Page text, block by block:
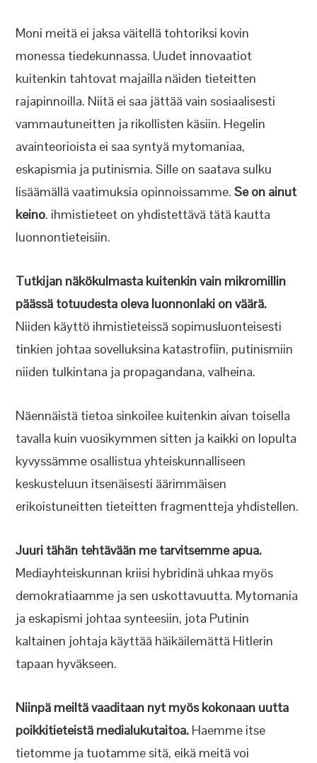
Moni meitä ei jaksa väitellä tohtoriksi kovin
monessa tiedekunnassa. Uudet innovaatiot
kuitenkin tahtovat majailla näiden tieteitten
rajapinnoilla. Niitä ei saa jättää vain sosiaalisesti
vammautuneitten ja rikollisten käsiin. Hegelin
avainteorioista ei saa syntyä mytomaniaa,
eskapismia ja putinismia. Sille on saatava sulku
lisäämällä vaatimuksia opinnoissamme.Se on ainut
keino. ihmistieteet on yhdistettävä tätä kautta
luonnontieteisiin.
Tutkijan näkökulmasta kuitenkin vain mikromillin
päässä totuudesta oleva luonnonlaki on väärä.
Niiden käyttö ihmistieteissä sopimusluonteisesti
tinkien johtaa sovelluksina katastrofiin, putinismiin
niiden tulkintana ja propagandana, valheina.
Näennäistä tietoa sinkoilee kuitenkin aivan toisella
tavalla kuin vuosikymmen sitten ja kaikki on lopulta
kyvyssämme osallistua yhteiskunnalliseen
keskusteluun itsenäisesti äärimmäisen
erikoistuneitten tieteitten fragmentteja yhdistellen.
Juuri tähän tehtävään me tarvitsemme apua.
Mediayhteiskunnan kriisi hybridinä uhkaa myös
demokratiaamme ja sen uskottavuutta. Mytomania
ja eskapismi johtaa synteesiin, jota Putinin
kaltainen johtaja käyttää häikäilemättä Hitlerin
tapaan hyväkseen.
Niinpä meiltä vaaditaan nyt myös kokonaan uutta
poikkitieteistä medialukutaitoa. Haemme itse
tietomme ja tuotamme sitä, eikä meitä voi